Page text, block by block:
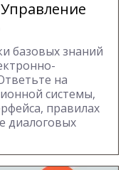
базовых знаний
на
системы,
правилах
диалоговых